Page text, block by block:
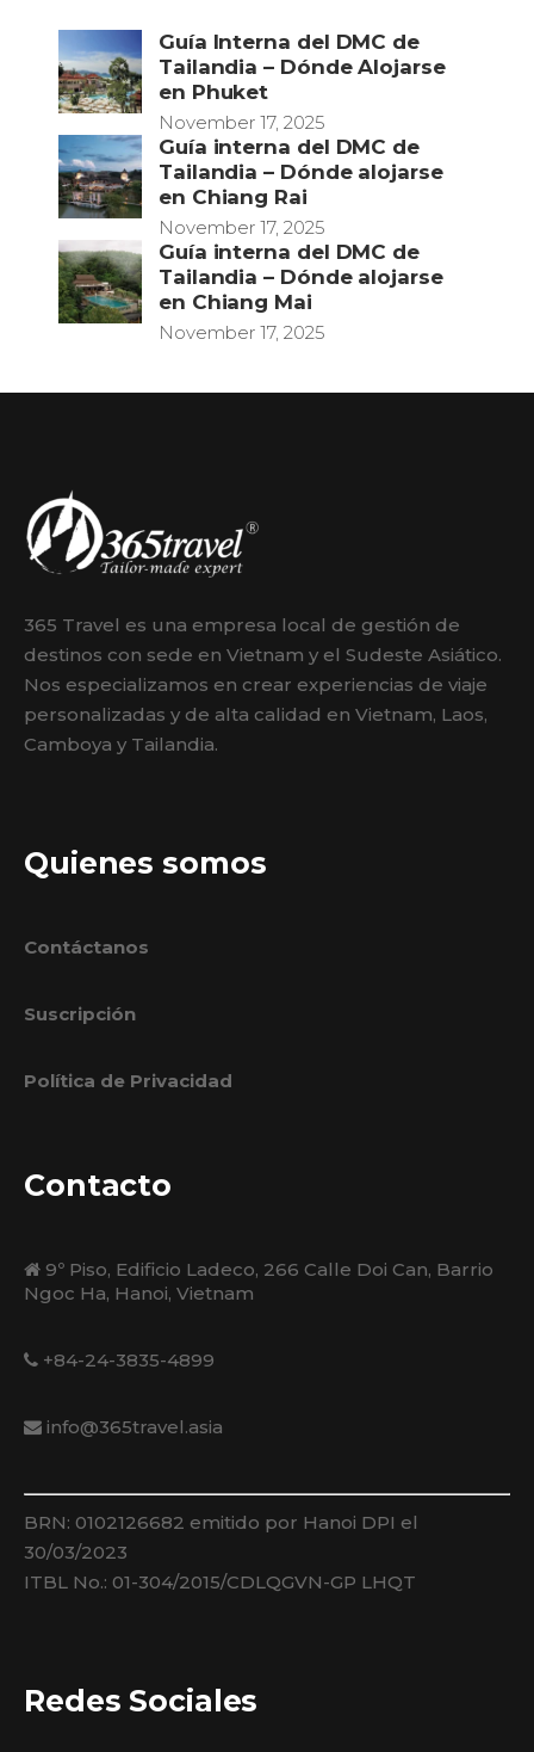
Guía Interna del DMC de
Tailandia – Dónde Alojarse
en Phuket
November 17, 2025
Guía interna del DMC de
Tailandia – Dónde alojarse
en Chiang Rai
November 17, 2025
Guía interna del DMC de
Tailandia – Dónde alojarse
en Chiang Mai
November 17, 2025
365 Travel es una empresa local de gestión de
destinos con sede en Vietnam y el Sudeste Asiático.
Nos especializamos en crear experiencias de viaje
personalizadas y de alta calidad en Vietnam, Laos,
Camboya y Tailandia.
Quienes somos
Contáctanos
Suscripción
Política de Privacidad
Contacto
9º Piso, Edificio Ladeco, 266 Calle Doi Can, Barrio
Ngoc Ha, Hanoi, Vietnam
+84-24-3835-4899
info@365travel.asia
BRN: 0102126682 emitido por Hanoi DPI el
30/03/2023
ITBL No.: 01-304/2015/CDLQGVN-GP LHQT
Redes Sociales